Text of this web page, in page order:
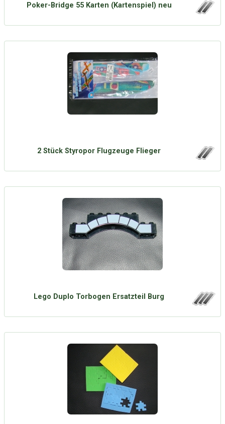
Poker-Bridge 55 Karten (Kartenspiel) neu
2 Stück Styropor Flugzeuge Flieger
Lego Duplo Torbogen Ersatzteil Burg